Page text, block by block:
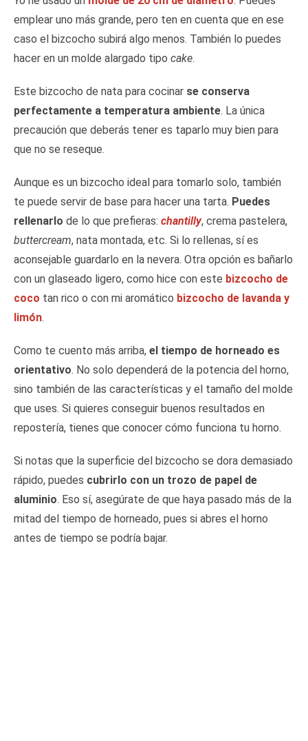
emplear uno más grande, pero ten en cuenta que en ese
caso el bizcocho subirá algo menos. También lo puedes
hacer en un molde alargado tipo cake.
Este bizcocho de nata para cocinar se conserva
perfectamente a temperatura ambiente. La única
precaución que deberás tener es taparlo muy bien para
que no se reseque.
Aunque es un bizcocho ideal para tomarlo solo, también
te puede servir de base para hacer una tarta. Puedes
rellenarlo de lo que prefieras: chantilly, crema pastelera,
buttercream, nata montada, etc. Si lo rellenas, sí es
aconsejable guardarlo en la nevera. Otra opción es bañarlo
con un glaseado ligero, como hice con este bizcocho de
coco tan rico o con mi aromático bizcocho de lavanda y
limón.
Como te cuento más arriba, el tiempo de horneado es
orientativo. No solo dependerá de la potencia del horno,
sino también de las características y el tamaño del molde
que uses. Si quieres conseguir buenos resultados en
repostería, tienes que conocer cómo funciona tu horno.
Si notas que la superficie del bizcocho se dora demasiado
rápido, puedes cubrirlo con un trozo de papel de
aluminio. Eso sí, asegúrate de que haya pasado más de la
mitad del tiempo de horneado, pues si abres el horno
antes de tiempo se podría bajar.